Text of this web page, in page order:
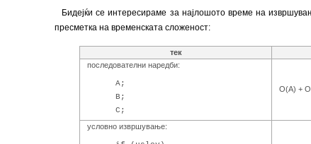
Бидејќи се интересираме за најлошото време на
пресметка на временската сложеност:
тек
последователни наредби:
A;
B;
C;
O(A) +
условно извршување: